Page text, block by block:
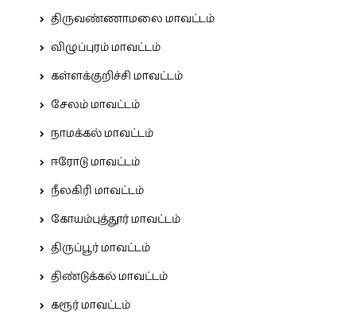
திருவண்ணாமலை மாவட்டம்
விழுப்புரம் மாவட்டம்
கள்ளக்குறிச்சி மாவட்டம்
சேலம் மாவட்டம்
நாமக்கல் மாவட்டம்
ஈரோடு மாவட்டம்
நீலகிரி மாவட்டம்
கோயம்புத்தூர் மாவட்டம்
திருப்பூர் மாவட்டம்
திண்டுக்கல் மாவட்டம்
கரூர் மாவட்டம்